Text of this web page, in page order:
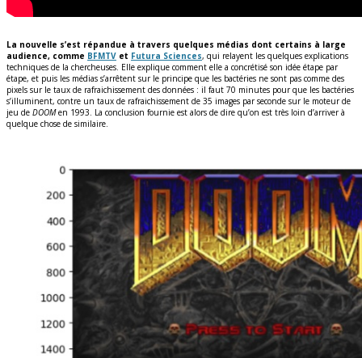
La nouvelle s’est répandue à travers quelques médias dont certains à large
audience, comme BFMTV et Futura Sciences, qui relayent les quelques explications
techniques de la chercheuses. Elle explique comment elle a concrétisé son idée étape par
étape, et puis les médias s’arrêtent sur le principe que les bactéries ne sont pas comme des
pixels sur le taux de rafraichissement des données : il faut 70 minutes pour que les bactéries
s’illuminent, contre un taux de rafraichissement de 35 images par seconde sur le moteur de
jeu de DOOMen 1993. La conclusion fournie est alors de dire qu’on est très loin d’arriver à
quelque chose de similaire.